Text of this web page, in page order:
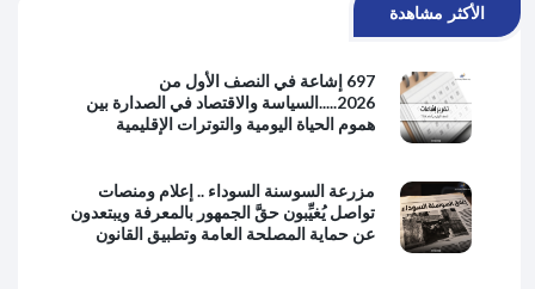
الأكثر مشاهدة
697 إشاعة في النصف الأول من
2026.....السياسة والاقتصاد في الصدارة بين
هموم الحياة اليومية والتوترات الإقليمية
مزرعة السوسنة السوداء .. إعلام ومنصات
تواصل يُغيِّبون حقَّ الجمهور بالمعرفة ويبتعدون
عن حماية المصلحة العامة وتطبيق القانون